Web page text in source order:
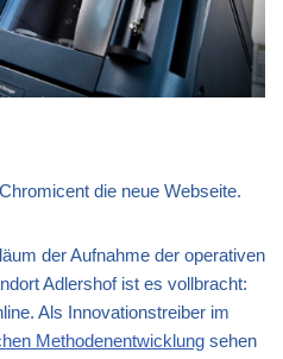
die neue Webseite.
der Aufnahme der operativen
Adlershof ist es vollbracht:
Als Innovationstreiber im
Methodenentwicklung sehen